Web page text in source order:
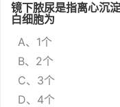
镜下脓尿是指离心沉
白细胞为
A、1个
B、2个
C、3个
D、4个